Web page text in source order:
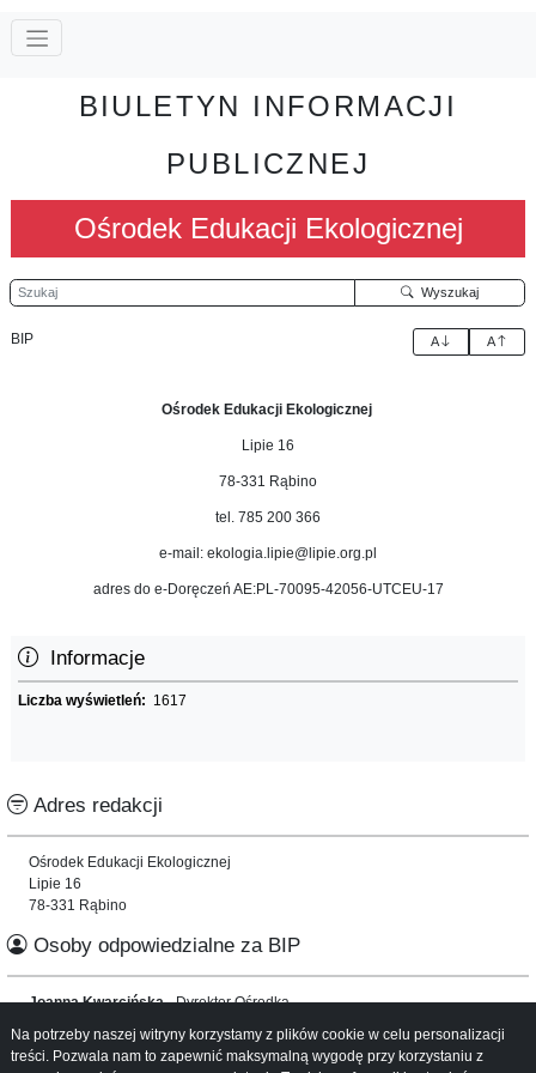
BIULETYN INFORMACJI
PUBLICZNEJ
Ośrodek Edukacji Ekologicznej
Szukaj Wyszukaj
BIP A A
Ośrodek Edukacji Ekologicznej
Lipie 16
78-331 Rąbino
tel. 785 200 366
e-mail: ekologia.lipie@lipie.org.pl
adres do e-Doręczeń AE:PL-70095-42056-UTCEU-17
Informacje
Liczba wyświetleń: 1617
Adres redakcji
Ośrodek Edukacji Ekologicznej
Lipie 16
78-331 Rąbino
Osoby odpowiedzialne za BIP
Joanna Kwarcińska- Dyrektor Ośrodka
Informacje o serwisie
Na potrzeby naszej witryny korzystamy z plików cookie w celu personalizacji
treści. Pozwala nam to zapewnić maksymalną wygodę przy korzystaniu z